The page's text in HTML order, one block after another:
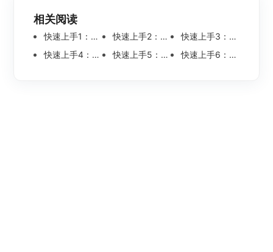
相关阅读
快速上手1：初识知犀思维导图 快速上手2：注册登录
快速上手3：创建思维导图
快速上手4：作图界面
快速上手5：画布 快速上手6：偏好设置